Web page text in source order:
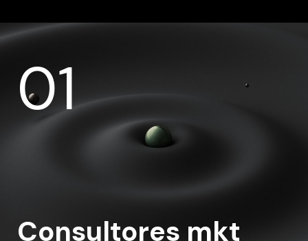
01
Consultores mkt